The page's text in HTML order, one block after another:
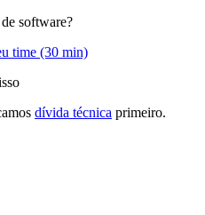
software?
time (30 min)
dívida técnica primeiro.